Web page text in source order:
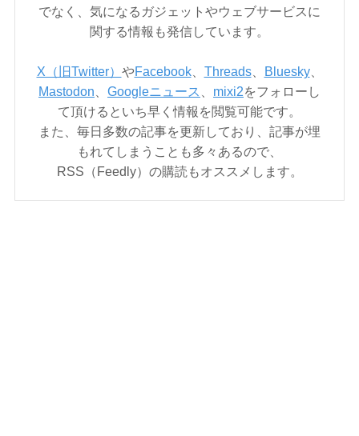
でなく、気になるガジェットやウェブサービスに
関する情報も発信しています。
X（旧Twitter） やFacebook、 Threads、 Bluesky、
Mastodon
Googleニュース mixi2をフォローし
て頂けるといち早く情報を閲覧可能です。
また、毎日多数の記事を更新しており、記事が埋
もれてしまうことも多々あるので、
RSS（Feedly）の購読もオススメします。